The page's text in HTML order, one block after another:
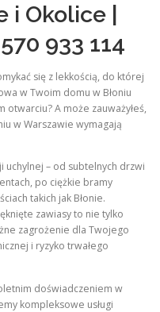
i Okolice |
933 114
się z lekkością, do której
w Twoim domu w Błoniu
A może zauważyłeś,
w Warszawie wymagają
uchylnej – od subtelnych drzwi
po ciężkie bramy
takich jak Błonie.
zawiasy to nie tylko
zagrożenie dla Twojego
i ryzyko trwałego
doświadczeniem w
kompleksowe usługi